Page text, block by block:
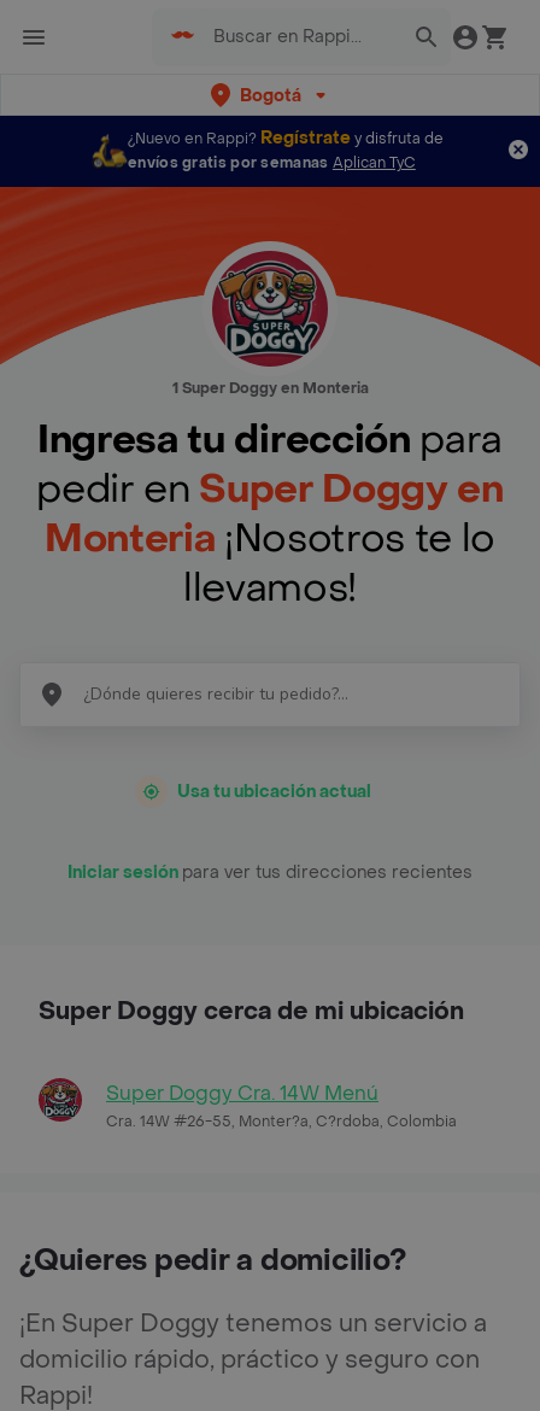
Bogotá
¿Nuevo en Rappi? Regístratey disfruta de
envíos gratis por semanas Aplican TyC
1 Super Doggy en Monteria
Ingresa tu dirección para
pedir en Super Doggy en
Monteria ¡Nosotros te lo
llevamos!
Usa tu ubicación actual
Iniciar sesión para ver tus direcciones recientes
Super Doggy cerca de mi ubicación
Super Doggy Cra. 14W Menú
Cra. 14W #26-55, Monter?a, C?rdoba, Colombia
¿Quieres pedir a domicilio?
¡En Super Doggy tenemos un servicio a
domicilio rápido, práctico y seguro con
Rappi!